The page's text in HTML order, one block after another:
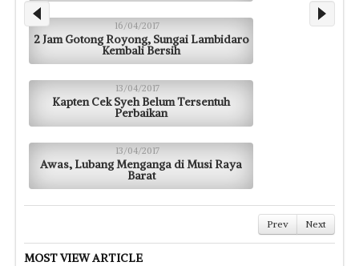
16/04/2017
2 Jam Gotong Royong, Sungai Lambidaro
Kembali Bersih
13/04/2017
Kapten Cek Syeh Belum Tersentuh
Perbaikan
13/04/2017
Awas, Lubang Menganga di Musi Raya
Barat
Prev Next
MOST VIEW ARTICLE